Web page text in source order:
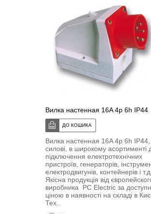
Вилка настенная 16A 4p 6h IP44
Вилка настенная 16A 4p 6h
силові, в широкому асортименті
підключення електротехнічних
пристроїв, генераторів,
електродвигунів, контейнерів і т.д.
Якісна продукція від
виробника PC Electric за
ціною в наявності на складі в
Тех..